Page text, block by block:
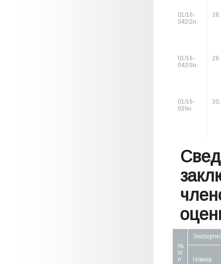
01/16-
042/2н
01/16-
042/3н
01/16-
039н
№
п/
п
Номер